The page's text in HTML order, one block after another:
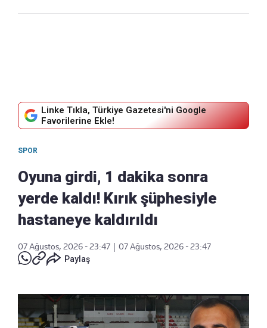
Linke Tıkla, Türkiye Gazetesi'ni Google
Favorilerine Ekle!
SPOR
Oyuna girdi, 1 dakika sonra
yerde kaldı! Kırık şüphesiyle
hastaneye kaldırıldı
07 Ağustos, 2026 - 23:47
07 Ağustos, 2026 - 23:47
Paylaş